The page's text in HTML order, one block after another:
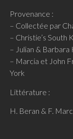
Provenance :
– Collectée par
– Christie’s South
– Julian & Barbara
– Marcia et John
York
Littérature :
H. Beran & F.